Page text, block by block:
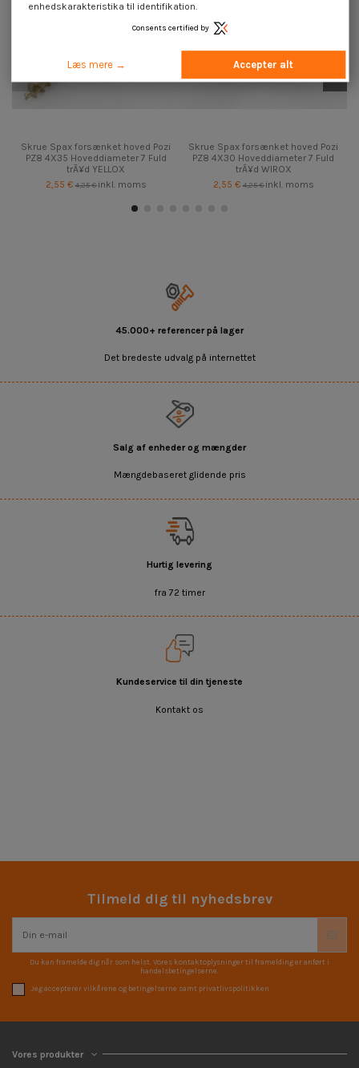
Skrue Spax forsænket hoved Pozi
PZ8 4X35 Hoveddiameter 7 Fuld
trÃ¥d YELLOX
2,55 €4,25 €inkl. moms
Skrue Spax forsænket hoved Pozi
PZ8 4X30 Hoveddiameter 7 Fuld
trÃ¥d WIROX
2,55 €4,25 €inkl. moms
45.000+ referencer på lager
Det bredeste udvalg på internettet
Salg af enheder og mængder
Mængdebaseret glidende pris
Hurtig levering
fra 72 timer
Kundeservice til din tjeneste
Kontakt os
Tilmeld dig til nyhedsbrev
Du kan framelde dig når som helst. Vores kontaktoplysninger til framelding er anført i
handelsbetingelserne.
Jeg accepterer vilkårene og betingelserne samt privatlivspolitikken
Vores produkter
enhedskarakteristika til identifikation.
Consents certified by
Læs mere → Accepter alt